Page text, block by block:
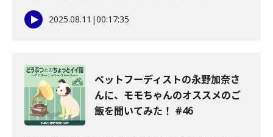
2025.08.11 |00:17:35
ペットフーディストの永野加奈さ
んに、モモちゃんのオススメのご
飯を聞いてみた！ #46